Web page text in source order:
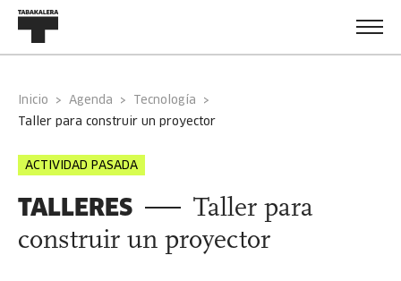
Inicio Agenda
Tecnología
taller para construir un proyector
ACTIVIDAD PASADA
TALLERES
Taller para
construir un proyector